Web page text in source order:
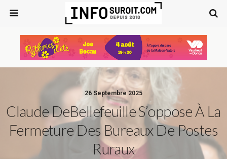
26 Septembre 2025
Claude DeBellefeuille S’oppose À La
Fermeture Des Bureaux De Postes
Ruraux